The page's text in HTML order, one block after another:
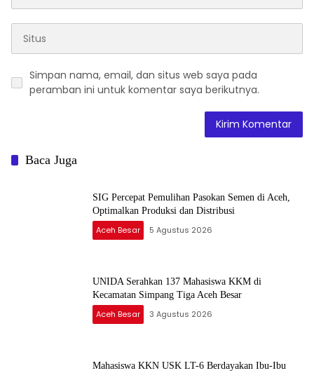
Simpan nama, email, dan situs web saya pada
peramban ini untuk komentar saya berikutnya.
Baca Juga
SIG Percepat Pemulihan Pasokan Semen di Aceh,
Optimalkan Produksi dan Distribusi
Aceh Besar 5 Agustus 2026
UNIDA Serahkan 137 Mahasiswa KKM di
Kecamatan Simpang Tiga Aceh Besar
Aceh Besar 3 Agustus 2026
Mahasiswa KKN USK LT-6 Berdayakan Ibu-Ibu